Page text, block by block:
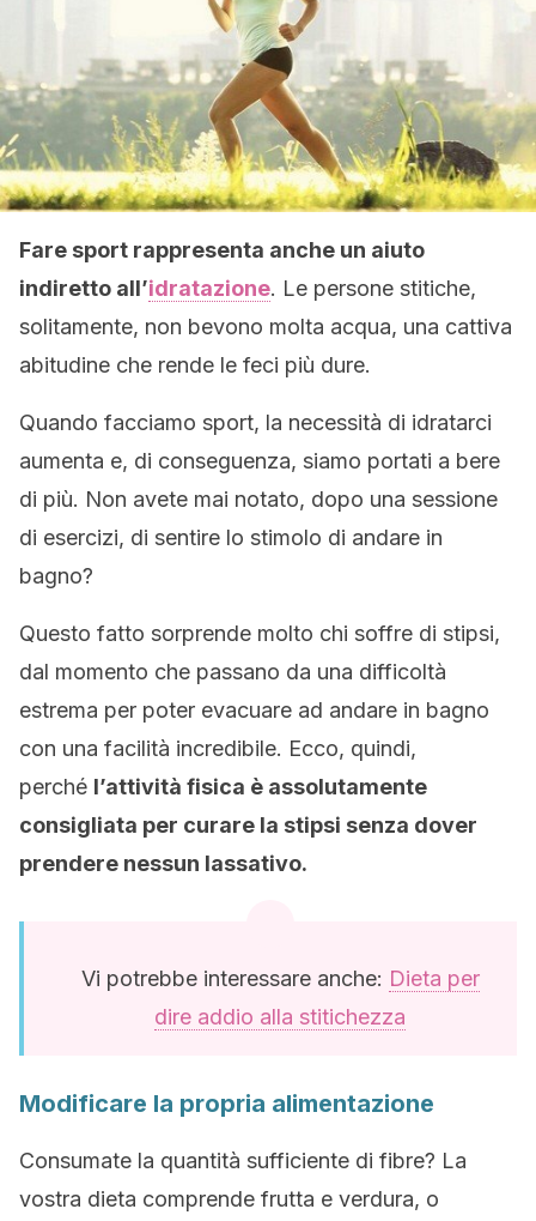
Fare sport rappresenta anche un aiuto
indiretto all’idratazione. Le persone stitiche,
solitamente, non bevono molta acqua, una cattiva
abitudine che rende le feci più dure.
Quando facciamo sport, la necessità di idratarci
aumenta e, di conseguenza, siamo portati a bere
di più. Non avete mai notato, dopo una sessione
di esercizi, di sentire lo stimolo di andare in
bagno?
Questo fatto sorprende molto chi soffre di stipsi,
dal momento che passano da una difficoltà
estrema per poter evacuare ad andare in bagno
con una facilità incredibile. Ecco, quindi,
perché l’attività fisica è assolutamente
consigliata per curare la stipsi senza dover
prendere nessun lassativo.
Vi potrebbe interessare anche: Dieta per
dire addio alla stitichezza
Modificare la propria alimentazione
Consumate la quantità sufficiente di fibre? La
vostra dieta comprende frutta e verdura, o